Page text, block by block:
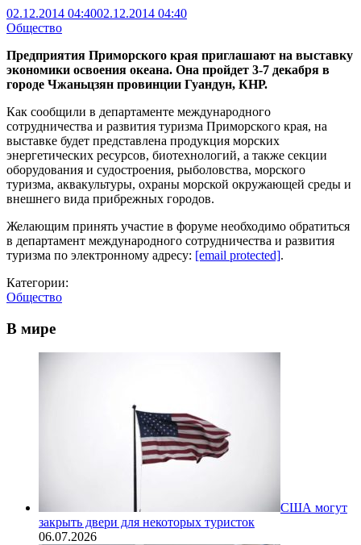
02.12.2014 04:4002.12.2014 04:40
Общество
Предприятия Приморского края приглашают на выставку
экономики освоения океана. Она пройдет 3-7 декабря в
городе Чжаньцзян провинции Гуандун, КНР.
Как сообщили в департаменте международного
сотрудничества и развития туризма Приморского края, на
выставке будет представлена продукция морских
энергетических ресурсов, биотехнологий, а также секции
оборудования и судостроения, рыболовства, морского
туризма, аквакультуры, охраны морской окружающей среды и
внешнего вида прибрежных городов.
Желающим принять участие в форуме необходимо обратиться
в департамент международного сотрудничества и развития
туризма по электронному адресу: [email protected].
Категории:
Общество
В мире
США могут
закрыть двери для некоторых туристок
06.07.2026